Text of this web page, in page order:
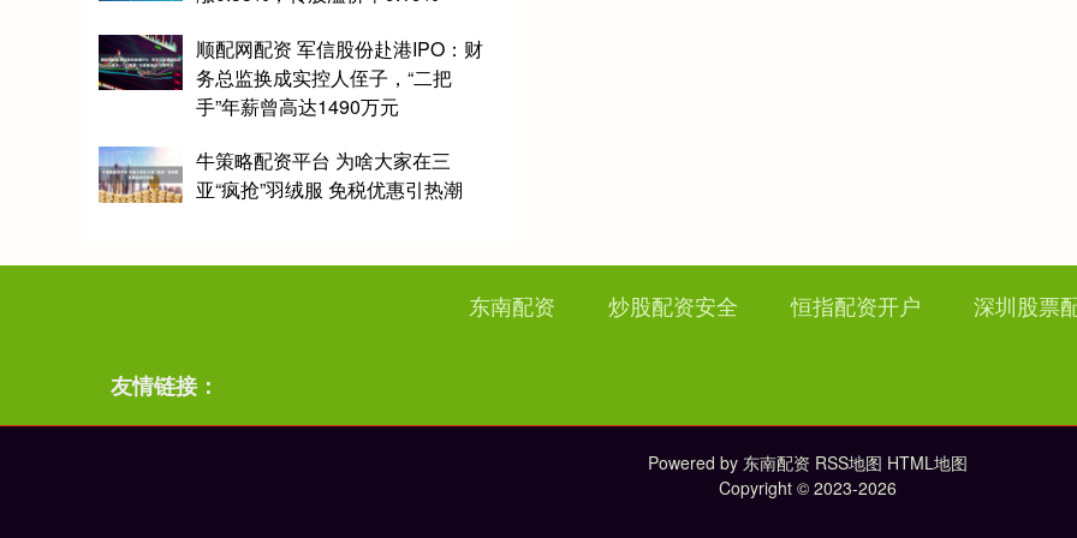
顺配网配资 军信股份赴港IPO：财
务总监换成实控人侄子，“二把
手”年薪曾高达1490万元
牛策略配资平台 为啥大家在三
亚“疯抢”羽绒服 免税优惠引热潮
东南配资 炒股配资安全 恒指配资开户 深圳股票
友情链接：
Powered by 东南配资 RSS地图 HTML地图
Copyright © 2023-2026